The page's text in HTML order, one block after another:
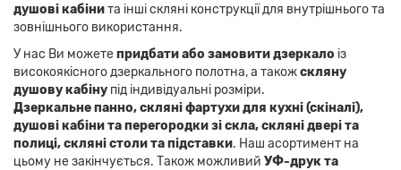
душові кабінита інші скляні конструкції для внутрішнього та
зовнішнього використання.
У нас Ви можетепридбати або замовити дзеркало із
високоякісного дзеркального полотна, а такожскляну
душову кабіну під індивідуальні розміри.
Дзеркальне панно,скляні фартухи для кухні (скіналі),
душові кабіни та перегородки зі скла, скляні двері та
полиці, скляні столи та підставки. Наш асортимент на
цьому не закінчується. Також можливий УФ-друк та